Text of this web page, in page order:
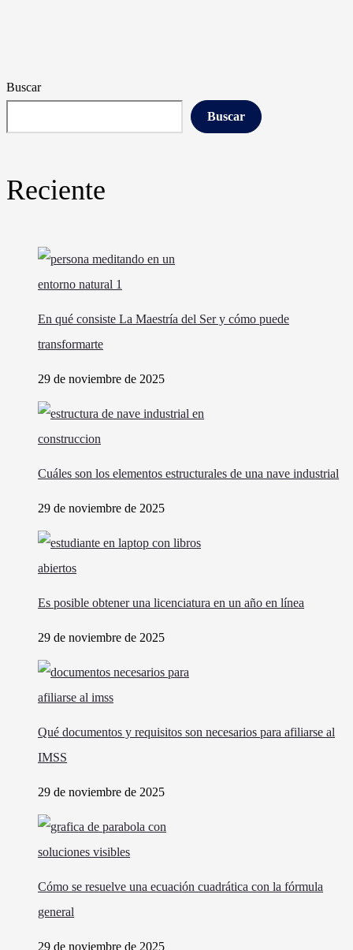
Buscar
Buscar
Reciente
En qué consiste La Maestría del Ser y cómo puede
transformarte
29 de noviembre de 2025
Cuáles son los elementos estructurales de una nave industrial
29 de noviembre de 2025
Es posible obtener una licenciatura en un año en línea
29 de noviembre de 2025
Qué documentos y requisitos son necesarios para afiliarse al
IMSS
29 de noviembre de 2025
Cómo se resuelve una ecuación cuadrática con la fórmula
general
29 de noviembre de 2025